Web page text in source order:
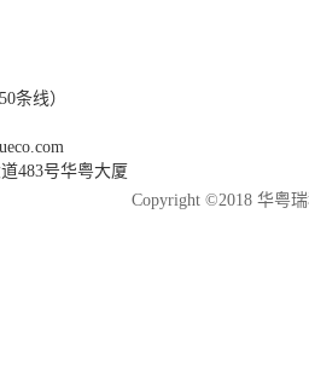
条线）
483号华粤大厦
Copyright ©2018 华粤